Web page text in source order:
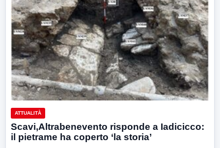
ATTUALITÀ
Scavi,Altrabenevento risponde a Iadicicco:
il pietrame ha coperto ‘la storia’